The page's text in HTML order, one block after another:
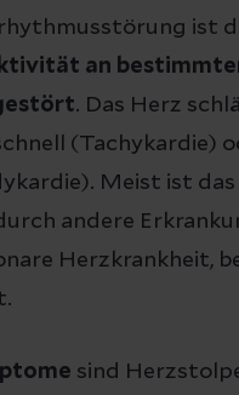
ist
an
. Das Herz
(Tachykardie)
Meist ist das
andere
Herzkrankheit,
sind